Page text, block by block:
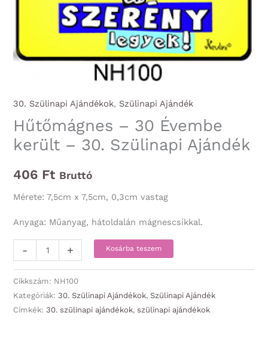
30. Szülinapi Ajándékok, Szülinapi Ajándék
Hűtőmágnes – 30 Évembe
került – 30. Szülinapi Ajándék
406 Ft Bruttó
Mérete: 7,5cm x 7,5cm, 0,3cm vastag
Anyaga: Műanyag, hátoldalán mágnescsíkkal.
-
Hűtőmágnes
-
30
Évembe
került
+ Kosárba teszem
Cikkszám: NH100
Kategóriák:30. Szülinapi Ajándékok,Szülinapi Ajándék
Címkék:30. szülinapi ajándékok,szülinapi ajándékok